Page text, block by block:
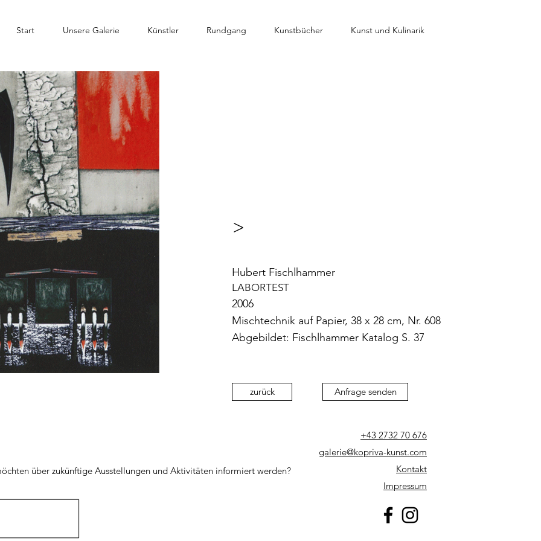
Start Unsere Galerie Künstler Rundgang Kunstbücher Kunst und Kulinarik
>
Hubert Fischlhammer
LABORTEST
2006
Mischtechnik auf Papier, 38 x 28 cm, Nr. 608
Abgebildet: Fischlhammer Katalog S. 37
zurück Anfrage senden
über zukünftige Ausstellungen und Aktivitäten informiert werden?
+43 2732 70 676
galerie@kopriva-kunst.com
Kontakt
Impressum